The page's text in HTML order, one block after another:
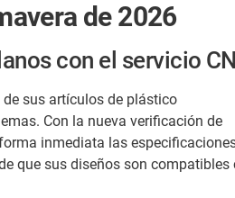
de 2026
con el servicio
sus artículos de plástico
Con la nueva verificación de
inmediata las
que sus diseños son compatibles